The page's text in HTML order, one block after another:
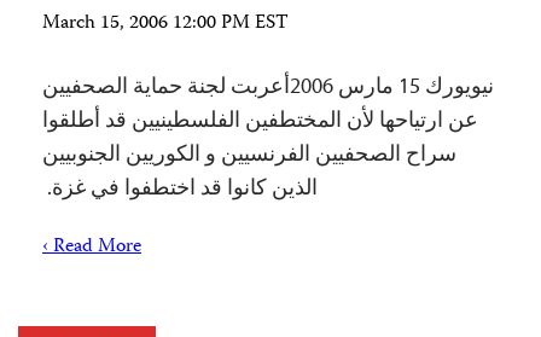
March 15, 2006 12:00 PM EST
نيويورك 15 مارس 2006أعربت لجنة حماية الصحفيين
عن ارتياحها لأن المختطفين الفلسطينيين قد أطلقوا
سراح الصحفيين الفرنسيين و الكوريين الجنوبيين
الذين كانوا قد اختطفوا في غزة.
Read More ›